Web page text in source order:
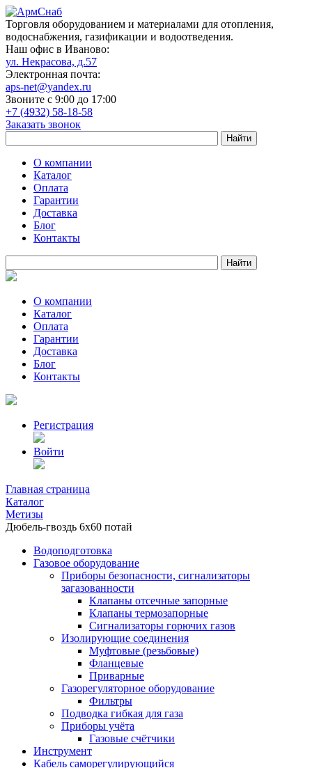
Торговля оборудованием и материалами для отопления,
водоснабжения, газификации и водоотведения.
Наш офис в Иваново:
ул. Некрасова, д.57
Электронная почта:
aps-net@yandex.ru
Звоните с 9:00 до 17:00
+7 (4932) 58-18-58
Заказать звонок
О компании
Каталог
Оплата
Гарантии
Доставка
Блог
Контакты
О компании
Каталог
Оплата
Гарантии
Доставка
Блог
Контакты
Регистрация
Войти
Главная страница
Каталог
Метизы
Дюбель-гвоздь 6х60 потай
Водоподготовка
Газовое оборудование
Приборы безопасности, сигнализаторы
загазованности
Клапаны отсечные запорные
Клапаны термозапорные
Сигнализаторы горючих газов
Изолирующие соединения
Муфтовые (резьбовые)
Фланцевые
Приварные
Газорегуляторное оборудование
Фильтры
Подводка гибкая для газа
Приборы учёта
Газовые счётчики
Инструмент
Кабель саморегулирующийся